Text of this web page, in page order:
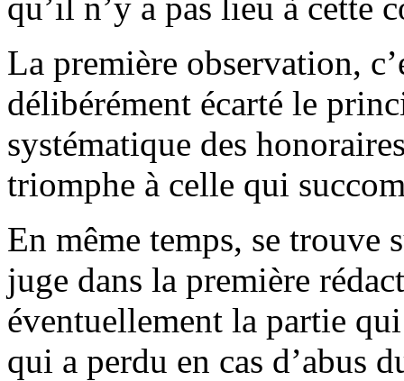
La première observation,
délibérément écarté le
systématique des
triomphe à celle qui
En même temps, se trouve
juge dans la première
éventuellement la partie
qui a perdu en cas d’abus